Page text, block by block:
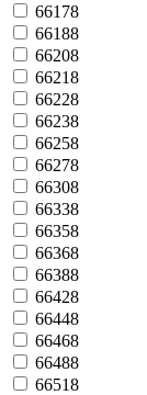
66178
66188
66208
66218
66228
66238
66258
66278
66308
66338
66358
66368
66388
66428
66448
66468
66488
66518